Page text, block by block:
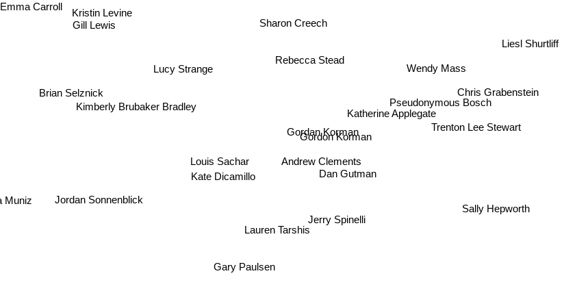
Lucy Strange
Kristin Levine
Kimberly Brubaker Bradley
Gill Lewis
Brian Selznick
Emma Carroll
Rebecca Stead
Kate Dicamillo
Gordon Korman
Sharon Creech
Dan Gutman
Jordan Sonnenblick
Andrew Clements
Lauren Tarshis
Jerry Spinelli
Pseudonymous Bosch
Sally Hepworth
Wendy Mass
Gary Paulsen
Trenton Lee Stewart
Katherine Applegate
Chris Grabenstein